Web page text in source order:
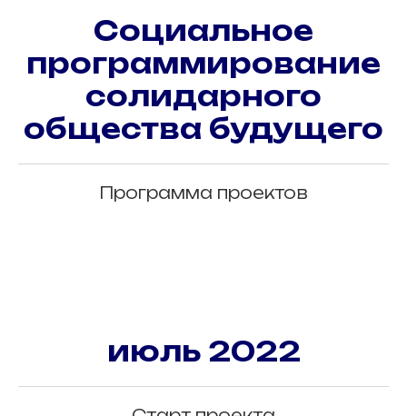
Социальное
программирование
солидарного
общества будущего
Программа проектов
июль 2022